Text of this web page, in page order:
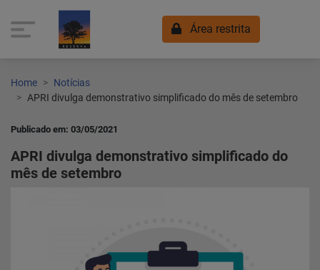
Área restrita
Home
Notícias
APRI divulga demonstrativo simplificado do mês de setembro
Publicado em: 03/05/2021
APRI divulga demonstrativo simplificado do
mês de setembro